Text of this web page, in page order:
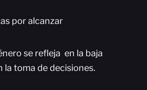
por alcanzar
se refleja en la baja
la toma de decisiones.